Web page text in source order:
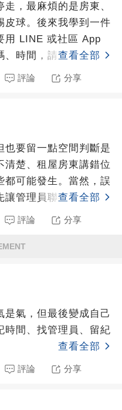
，最麻煩的是房東、
皮球。後來我學到一件
用 LINE 或社區 App
、時間，請管理員協助
查看全部
評論 分享
也要留一點空間判斷是
清楚、租屋房東講錯位
都可能發生。當然，誤
讓管理員聯絡車主、確
查看全部
評論 分享
是氣，但最後變成自己
時間、找管理員、留紀
查看全部
評論 分享